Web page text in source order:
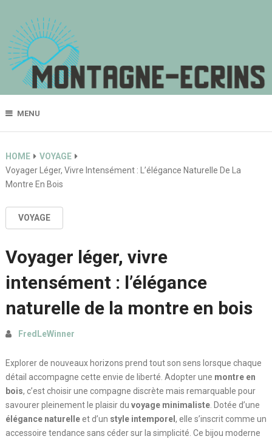
MENU
HOME
VOYAGE
Voyager Léger, Vivre Intensément : L’élégance Naturelle De La
Montre En Bois
VOYAGE
Voyager léger, vivre
intensément : l’élégance
naturelle de la montre en bois
FredLeWinner
Explorer de nouveaux horizons prend tout son sens lorsque chaque
détail accompagne cette envie de liberté. Adopter une montre en
bois, c’est choisir une compagne discrète mais remarquable pour
savourer pleinement le plaisir du voyage minimaliste. Dotée d’une
élégance naturelleet d’un style intemporel , elle s’inscrit comme un
accessoire tendance sans céder sur la simplicité. Ce bijou moderne